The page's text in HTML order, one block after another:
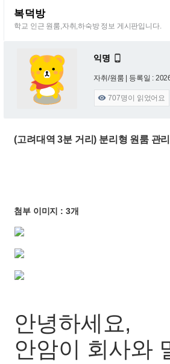
복덕방
학교 인근 원룸,자취,하숙방 정보 게시판입니다.
익명 
자취/원룸 | 등록일 :
 707명이 읽었어요
(고려대역 3분 거리) 분리형 원룸 관
첨부 이미지 : 3개
안녕하세요,
안암이 회사와